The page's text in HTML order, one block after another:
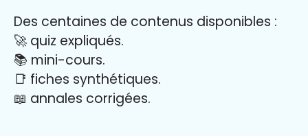
Des centaines de contenus disponibles :
🚀 quiz expliqués.
📚 mini-cours.
📑 fiches synthétiques.
📖 annales corrigées.